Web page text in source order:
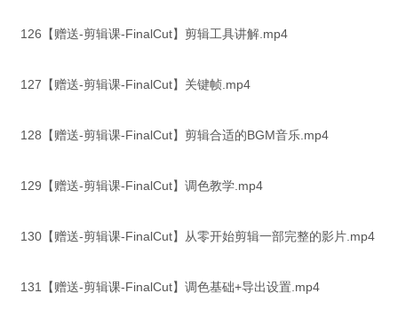
126【赠送-剪辑课-FinalCut】剪辑工具讲解.mp4
127【赠送-剪辑课-FinalCut】关键帧.mp4
128【赠送-剪辑课-FinalCut】剪辑合适的BGM音乐.mp4
129【赠送-剪辑课-FinalCut】调色教学.mp4
130【赠送-剪辑课-FinalCut】从零开始剪辑一部完整的影片.mp4
131【赠送-剪辑课-FinalCut】调色基础+导出设置.mp4